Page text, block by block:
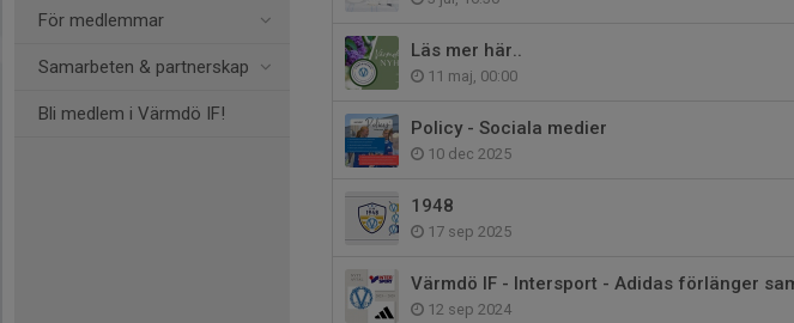
För medlemmar
Samarbeten & partnerskap
Bli medlem i Värmdö IF!
Läs mer här..
11 maj, 00:00
Policy - Sociala medier
10 dec 2025
1948
17 sep 2025
Värmdö IF - Intersport - Adidas förlänger
12 sep 2024